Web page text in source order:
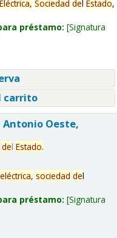
Eléctrica, Sociedad del Estado,
préstamo: Signatura
carrito
Oeste,
del Estado.
eléctrica, sociedad del
préstamo: Signatura